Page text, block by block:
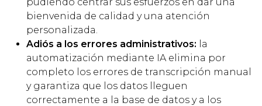
bienvenida de calidad y una atención
personalizada.
Adiós a los errores administrativos: la
automatización mediante IA elimina por
completo los errores de transcripción manual
y garantiza que los datos lleguen
correctamente a la base de datos y a los